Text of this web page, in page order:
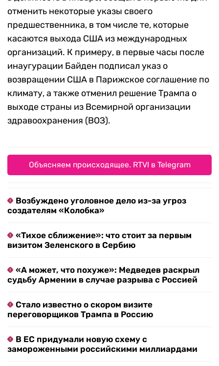
отменить некоторые указы своего
предшественника, в том числе те, которые
касаются выхода США из международных
организаций. К примеру, в первые часы после
инаугурации Байден подписал указ о
возвращении США в Парижское соглашение по
климату, а также отменил решение Трампа о
выходе страны из Всемирной организации
здравоохранения (ВОЗ).
Объясняем происходящее. RTVI в Telegram
Возбуждено уголовное дело из-за угроз
создателям «Колобка»
«Тихое сближение»: что стоит за первым
визитом Зеленского в Сербию
«А может, что похуже»: Медведев раскрыл
судьбу Армении в случае разрыва с Россией
Стало известно о скором визите
переговорщиков Трампа в Россию
В ЕС придумали новую схему с
замороженными российскими миллиардами